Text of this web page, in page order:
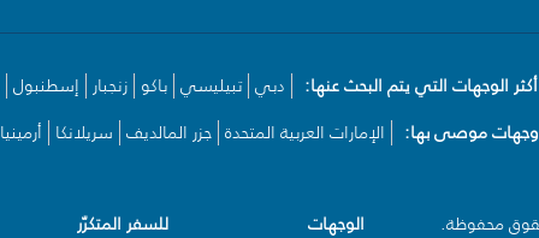
أكثر الوجهات التي يتم البحث عنها: دبي تبيليسي باكو زنجبار إسطنبول
وجهات موصى بها:
الإمارات العربية المتحدة جزر المالديف سريلانكا أرمينيا
الوجهات
للسفر المتكرّر